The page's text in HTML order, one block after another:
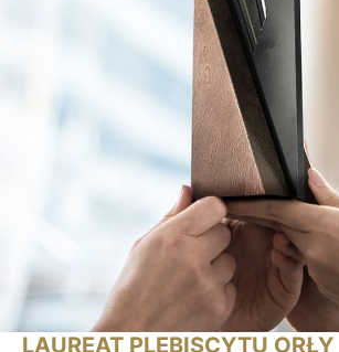
LAUREAT PLEBISCYTU ORŁY